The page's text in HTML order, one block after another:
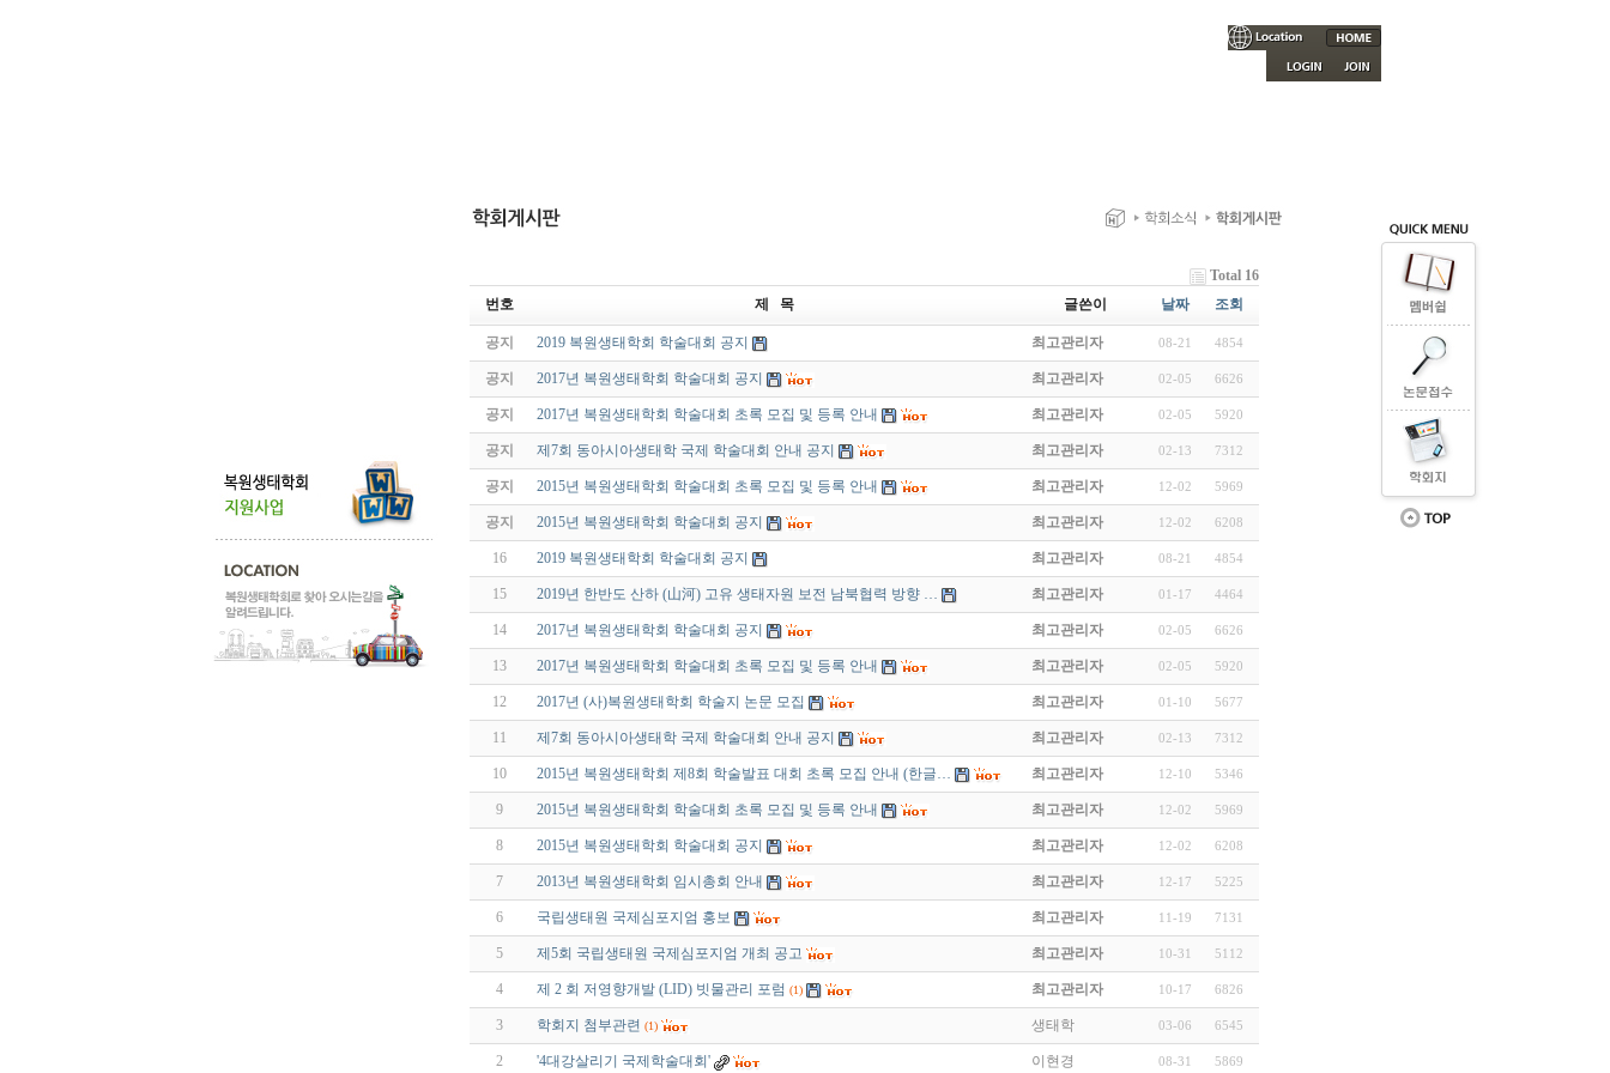
Total 16
번호
제 목 글쓴이 날짜 조회
공지 2019 복원생태학회 학술대회 공지 최고관리자 08-21 4854
공지 2017년 복원생태학회 학술대회 공지 최고관리자 02-05 6626
공지 2017년 복원생태학회 학술대회 초록 모집 및 등록 안내 최고관리자 02-05 5920
공지 제7회 동아시아생태학 국제 학술대회 안내 공지 최고관리자 02-13 7312
공지 2015년 복원생태학회 학술대회 초록 모집 및 등록 안내 최고관리자 12-02 5969
공지 2015년 복원생태학회 학술대회 공지 최고관리자 12-02 6208
16 2019 복원생태학회 학술대회 공지 최고관리자 08-21 4854
15 2019년 한반도 산하 (山河) 고유 생태자원 보전 남북협력 방향 … 최고관리자 01-17 4464
14 2017년 복원생태학회 학술대회 공지 최고관리자 02-05 6626
13 2017년 복원생태학회 학술대회 초록 모집 및 등록 안내 최고관리자 02-05 5920
12 2017년 (사)복원생태학회 학술지 논문 모집 최고관리자 01-10 5677
11 제7회 동아시아생태학 국제 학술대회 안내 공지 최고관리자 02-13 7312
10 2015년 복원생태학회 제8회 학술발표 대회 초록 모집 안내 (한글… 최고관리자 12-10 5346
9 2015년 복원생태학회 학술대회 초록 모집 및 등록 안내 최고관리자 12-02 5969
8 2015년 복원생태학회 학술대회 공지 최고관리자 12-02 6208
7 2013년 복원생태학회 임시총회 안내 최고관리자 12-17 5225
6 국립생태원 국제심포지엄 홍보 최고관리자 11-19 7131
5 제5회 국립생태원 국제심포지엄 개최 공고 최고관리자 10-31 5112
4 제 2 회 저영향개발 (LID) 빗물관리 포럼 (1) 최고관리자 10-17 6826
3 학회지 첨부관련 (1) 생태학 03-06 6545
2 '4대강살리기 국제학술대회' 이현경 08-31 5869